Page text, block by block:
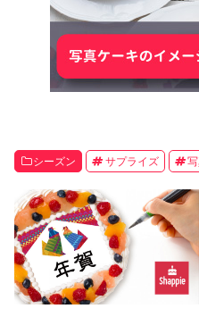
シーズン サプライズ